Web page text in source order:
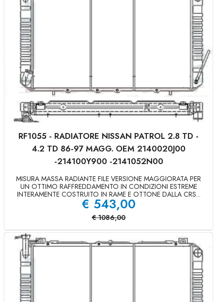
RF1055 - RADIATORE NISSAN PATROL 2.8 TD -
4.2 TD 86-97 MAGG. OEM 2140020J00
-214100Y900 -2141052N00
MISURA MASSA RADIANTE FILE VERSIONE MAGGIORATA PER
UN OTTIMO RAFFREDDAMENTO IN CONDIZIONI ESTREME
INTERAMENTE COSTRUITO IN RAME E OTTONE DALLA CRS...
€ 543,00
€ 1086,00